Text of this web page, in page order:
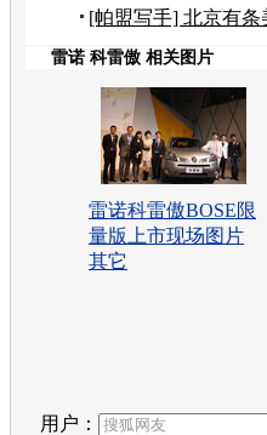
——风水宝地
[帕盟写手] 北京有条
雷诺 科雷傲 相关图片
雷诺科雷傲BOSE限
量版上市现场图片
其它
用户：